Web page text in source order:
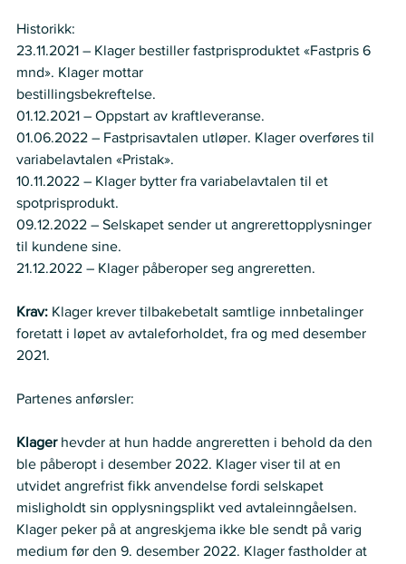
Historikk:
23.11.2021 – Klager bestiller fastprisproduktet «Fastpris 6
mnd». Klager mottar
bestillingsbekreftelse.
01.12.2021 – Oppstart av kraftleveranse.
01.06.2022 – Fastprisavtalen utløper. Klager overføres til
variabelavtalen «Pristak».
10.11.2022 – Klager bytter fra variabelavtalen til et
spotprisprodukt.
09.12.2022 – Selskapet sender ut angrerettopplysninger
til kundene sine.
21.12.2022 – Klager påberoper seg angreretten.
Krav: Klager krever tilbakebetalt samtlige innbetalinger
foretatt i løpet av avtaleforholdet, fra og med desember
2021.
Partenes anførsler:
Klager hevder at hun hadde angreretten i behold da den
ble påberopt i desember 2022. Klager viser til at en
utvidet angrefrist fikk anvendelse fordi selskapet
misligholdt sin opplysningsplikt ved avtaleinngåelsen.
Klager peker på at angreskjema ikke ble sendt på varig
medium før den 9. desember 2022. Klager fastholder at